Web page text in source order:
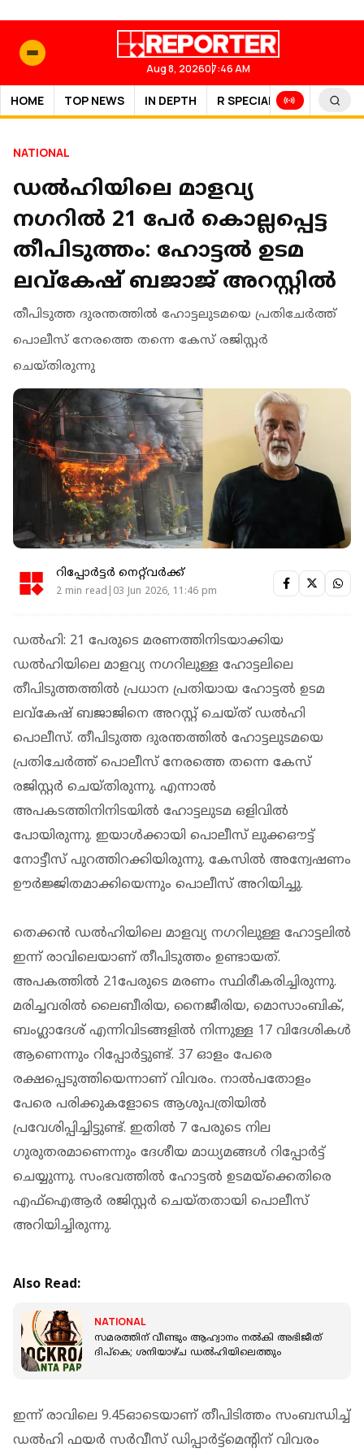
Aug 8, 202607:46 AM
HOME TOP NEWS IN DEPTH R SPECIAL SPORTS
NATIONAL
ഡല്‍ഹിയിലെ മാളവ്യ
നഗറിൽ 21 പേർ കൊല്ലപ്പെട്ട
തീപിടുത്തം: ഹോട്ടൽ ഉടമ
ലവ്കേഷ് ബജാജ് അറസ്റ്റിൽ
തീപിടുത്ത ദുരന്തത്തിൽ ഹോട്ടലുടമയെ പ്രതിചേർത്ത്
പൊലീസ് നേരത്തെ തന്നെ കേസ് രജിസ്റ്റർ
ചെയ്തിരുന്നു
റിപ്പോർട്ടർ നെറ്റ്‌വര്‍ക്ക്‌
2 min read|03 Jun 2026, 11:46 pm
ഡൽഹി: 21 പേരുടെ മരണത്തിനിടയാക്കിയ
ഡല്‍ഹിയിലെ മാളവ്യ നഗറിലുള്ള ഹോട്ടലിലെ
തീപിടുത്തത്തിൽ പ്രധാന പ്രതിയായ ഹോട്ടൽ ഉടമ
ലവ്കേഷ് ബജാജിനെ അറസ്റ്റ് ചെയ്ത് ഡൽഹി
പൊലീസ്. തീപിടുത്ത ദുരന്തത്തിൽ ഹോട്ടലുടമയെ
പ്രതിചേർത്ത് പൊലീസ് നേരത്തെ തന്നെ കേസ്
രജിസ്റ്റർ ചെയ്തിരുന്നു. എന്നാൽ
അപകടത്തിനിനിടയിൽ ഹോട്ടലുടമ ഒളിവിൽ
പോയിരുന്നു. ഇയാൾക്കായി പൊലീസ് ലുക്കഔട്ട്
നോട്ടീസ് പുറത്തിറക്കിയിരുന്നു. കേസിൽ അന്വേഷണം
ഊർജ്ജിതമാക്കിയെന്നും പൊലീസ് അറിയിച്ചു.
തെക്കന്‍ ഡല്‍ഹിയിലെ മാളവ്യ നഗറിലുള്ള ഹോട്ടലില്‍
ഇന്ന് രാവിലെയാണ് തീപിടുത്തം ഉണ്ടായത്.
അപകത്തിൽ 21പേരുടെ മരണം സ്ഥിരീകരിച്ചിരുന്നു.
മരിച്ചവരില്‍ ലൈബീരിയ, നൈജീരിയ, മൊസാംബിക്,
ബംഗ്ലാദേശ് എന്നിവിടങ്ങളിൽ നിന്നുള്ള 17 വിദേശികള്‍
ആണെന്നും റിപ്പോര്‍ട്ടുണ്ട്. 37 ഓളം പേരെ
രക്ഷപ്പെടുത്തിയെന്നാണ് വിവരം. നാല്‍പതോളം
പേരെ പരിക്കുകളോടെ ആശുപത്രിയില്‍
പ്രവേശിപ്പിച്ചിട്ടുണ്ട്. ഇതില്‍ 7 പേരുടെ നില
ഗുരുതരമാണെന്നും ദേശീയ മാധ്യമങ്ങൾ റിപ്പോർട്ട്
ചെയ്യുന്നു. സംഭവത്തില്‍ ഹോട്ടല്‍ ഉടമയ്‌ക്കെതിരെ
എഫ്‌ഐആര്‍ രജിസ്റ്റര്‍ ചെയ്തതായി പൊലീസ്
അറിയിച്ചിരുന്നു.
Also Read:
NATIONAL
സമരത്തിന് വീണ്ടും ആഹ്വാനം നൽകി അഭിജീത്
ദിപ്‌കെ; ശനിയാഴ്ച ഡൽഹിയിലെത്തും
ഇന്ന് രാവിലെ 9.45ഓടെയാണ് തീപിടിത്തം സംബന്ധിച്ച്
ഡല്‍ഹി ഫയര്‍ സര്‍വീസ് ഡിപ്പാര്‍ട്ട്‌മെന്റിന് വിവരം